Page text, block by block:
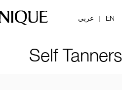
EN
| عربي
Self Tanners